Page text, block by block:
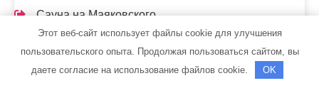
Сауна на Маяковского
Сауна, ст. Константиновская
Сафари, гостиница
Этот веб-сайт использует файлы cookie для улучшения
пользовательского опыта. Продолжая пользоваться сайтом, вы
даете согласие на использование файлов cookie.
OK